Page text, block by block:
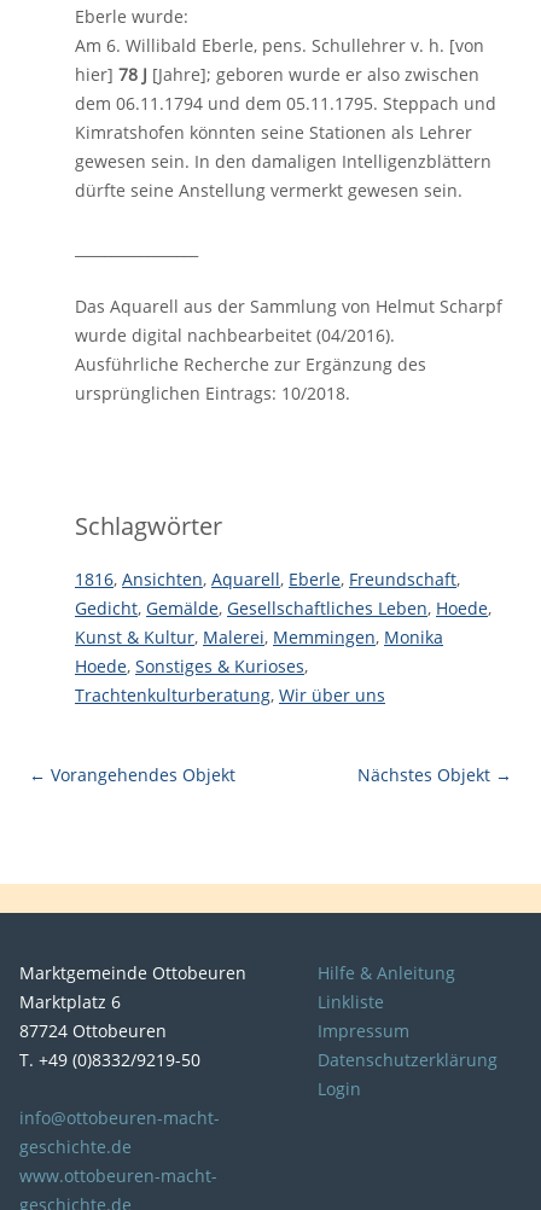
Eberle wurde:
Am 6. Willibald Eberle, pens. Schullehrer v. h. [von
hier] 78 J [Jahre]; geboren wurde er also zwischen
dem 06.11.1794 und dem 05.11.1795. Steppach und
Kimratshofen könnten seine Stationen als Lehrer
gewesen sein. In den damaligen Intelligenzblättern
dürfte seine Anstellung vermerkt gewesen sein.
Das Aquarell aus der Sammlung von Helmut Scharpf
wurde digital nachbearbeitet (04/2016).
Ausführliche Recherche zur Ergänzung des
ursprünglichen Eintrags: 10/2018.
Schlagwörter
1816, Ansichten, Aquarell, Eberle, Freundschaft,
Gedicht, Gemälde, Gesellschaftliches Leben, Hoede,
Kunst & Kultur, Malerei, Memmingen, Monika
Hoede, Sonstiges & Kurioses,
Trachtenkulturberatung, Wir über uns
← Vorangehendes Objekt Nächstes Objekt →
Marktgemeinde Ottobeuren
Marktplatz 6
87724 Ottobeuren
T. +49 (0)8332/9219-50
info@ottobeuren-macht-
geschichte.de
www.ottobeuren-macht-
geschichte.de
Hilfe & Anleitung
Linkliste
Impressum
Datenschutzerklärung
Login